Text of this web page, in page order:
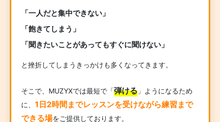
「一人だと集中できない」
「飽きてしまう」
「聞きたいことがあってもすぐに聞けない」
と挫折してしまうきっかけも多くなってきます。
そこで、MUZYXでは最短で「弾ける」ようになるため
に、 1日2時間までレッスンを受けながら練習まで
できる場をご提供しております。